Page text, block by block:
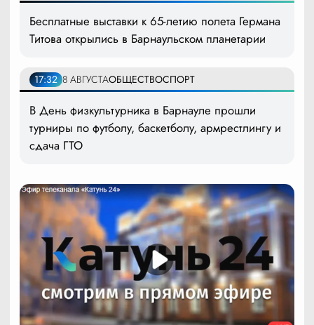
Бесплатные выставки к 65-летию полета Германа
Титова открылись в Барнаульском планетарии
17:32 8 АВГУСТАОБЩЕСТВОСПОРТ
В День физкультурника в Барнауле прошли
турниры по футболу, баскетболу, армрестлингу и
сдача ГТО